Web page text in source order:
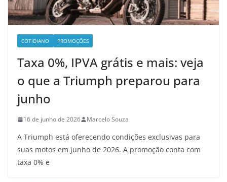
COTIDIANO PROMOÇÕES
Taxa 0%, IPVA grátis e mais: veja
o que a Triumph preparou para
junho
16 de junho de 2026 Marcelo Souza
A Triumph está oferecendo condições exclusivas para
suas motos em junho de 2026. A promoção conta com
taxa 0% e